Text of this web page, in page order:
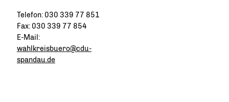
Telefon: 030 339 77 851
Fax: 030 339 77 854
E-Mail:
wahlkreisbuero@cdu-
spandau.de